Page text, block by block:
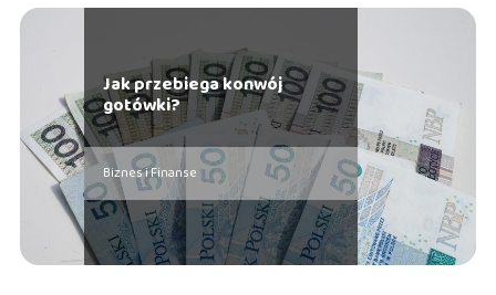
Jak przebiega konwój
gotówki?
Biznes i Finanse